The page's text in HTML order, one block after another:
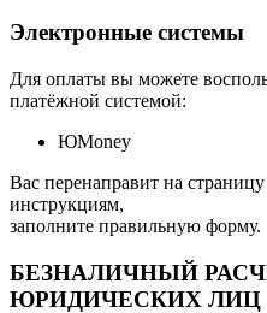
Электронные системы
Для оплаты вы можете
платёжной системой:
ЮMoney
Вас перенаправит на
инструкциям,
заполните правильную форму.
БЕЗНАЛИЧНЫЙ
ЮРИДИЧЕСКИХ ЛИЦ